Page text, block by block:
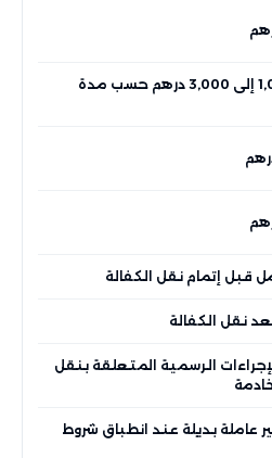
من 1,000 إلى 3,000 درهم حسب مدة
قبل إتمام نقل الكفالة
نقل الكفالة
الرسمية المتعلقة بنقل
عاملة بديلة عند انطباق شروط